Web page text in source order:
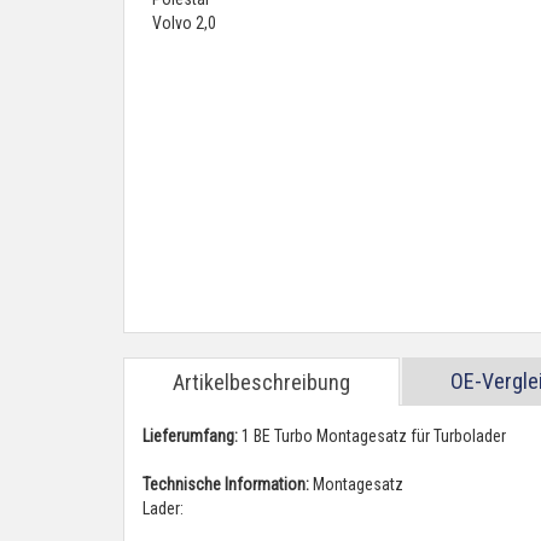
Artikelbeschreibung OE-
Lieferumfang:1 BE Turbo Montagesatz für Turbolader
Technische Information: Montagesatz
Lader: